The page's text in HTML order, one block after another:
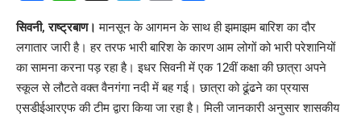
Link
सिवनी, राष्ट्रबाण। मानसून के आगमन के साथ ही झमाझम बारिश का दौर
लगातार जारी है। हर तरफ भारी बारिश के कारण आम लोगों को भारी परेशानियों
का सामना करना पड़ रहा है। इधर सिवनी में एक 12वीं कक्षा की छात्रा अपने
स्कूल से लौटते वक्त वैनगंगा नदी में बह गई। छात्रा को ढूंढने का प्रयास
एसडीईआरएफ की टीम द्वारा किया जा रहा है। मिली जानकारी अनुसार शासकीय